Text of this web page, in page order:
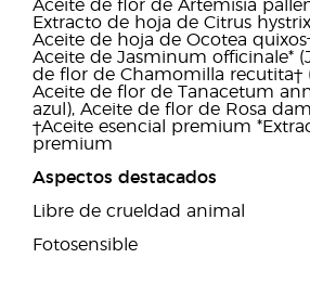
Aceite de flor de Artemisia
Extracto de hoja de Citrus
Aceite de hoja de Ocotea
Aceite de Jasminum officinale*
de flor de Chamomilla recutita†
Aceite de flor de Tanacetum
azul), Aceite de flor de Rosa
†Aceite esencial premium
premium
Aspectos destacados
Libre de crueldad animal
Fotosensible